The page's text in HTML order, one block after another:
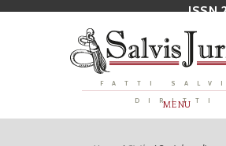
ISSN
FATTI
DIRITTI
MENU